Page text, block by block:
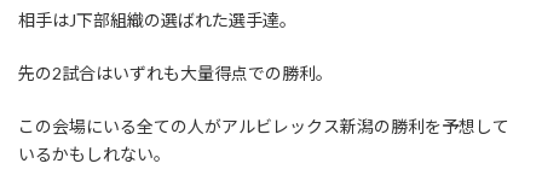
相手はJ下部組織の選ばれた選手達。
先の2試合はいずれも大量得点での勝利。
この会場にいる全ての人がアルビレックス新潟の勝利を予想して
いるかもしれない。